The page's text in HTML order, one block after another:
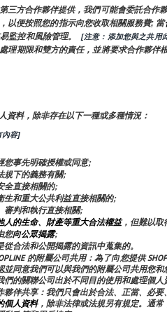
三方合作夥伴提供，我們可能會委託合作
以便按照您的指示向您收取相關服務費; 當
監控和風險管理。
[注意：添加您與之共用
理期限和雙方的責任，並將要求合作夥
資料，除非存在以下一種或多種情況：
內容]
您事先明確授權或同意;
規下的義務有關;
全直接相關的;
生和重大公共利益直接相關的;
審判和執行直接相關;
人的生命、財產等重大合法權益，但難以取
您向公眾揭露;
合法和公開揭露的資訊中蒐集的。
的附屬公司共用：為了向您提供
並同意我們可以與我們的附屬公司共用您
們的關聯公司出於不同目的使用和處理個人
夥伴共享：我們只會出於合法、正當、必
個人資料，除非法律或法規另有規定。通